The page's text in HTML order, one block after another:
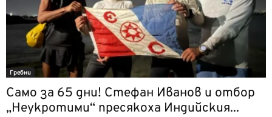
Гребни
Само за 65 дни! Стефан Иванов и отбор
„Неукротими“ пресякоха Индийския...